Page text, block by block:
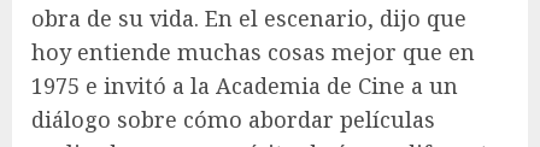
obra de su vida. En el escenario, dijo que
hoy entiende muchas cosas mejor que en
1975 e invitó a la Academia de Cine a un
diálogo sobre cómo abordar películas